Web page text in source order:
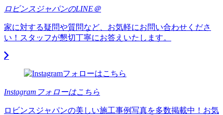
ロビンスジャパンのLINE＠
家に対する疑問や質問など、お気軽にお問い合わせくださ
い！スタッフが懇切丁寧にお答えいたします。
Instagramフォローはこちら
ロビンスジャパンの美しい施工事例写真を多数掲載中！お気